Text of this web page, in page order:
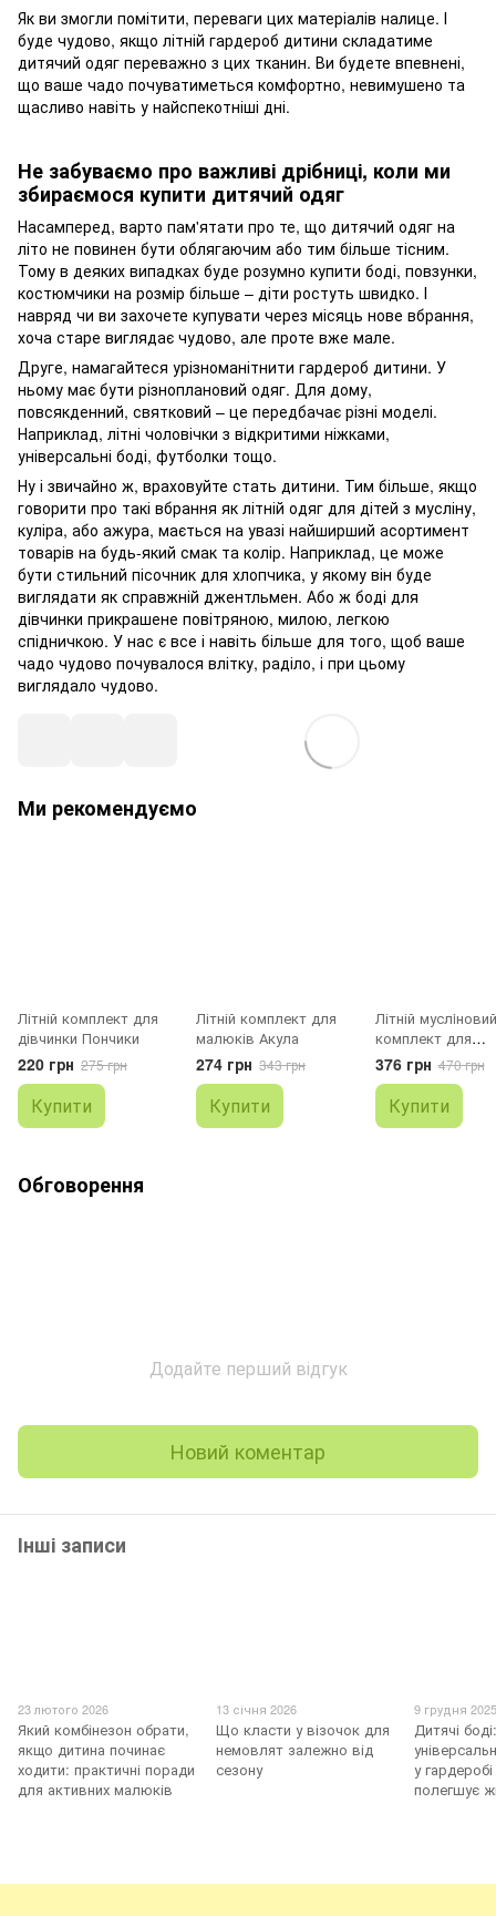
Як ви змогли помітити, переваги цих матеріалів налице. І
буде чудово, якщо літній гардероб дитини складатиме
дитячий одяг переважно з цих тканин. Ви будете впевнені,
що ваше чадо почуватиметься комфортно, невимушено та
щасливо навіть у найспекотніші дні.
Не забуваємо про важливі дрібниці, коли ми
збираємося купити дитячий одяг
Насамперед, варто пам'ятати про те, що дитячий одяг на
літо не повинен бути облягаючим або тим більше тісним.
Тому в деяких випадках буде розумно купити боді, повзунки,
костюмчики на розмір більше – діти ростуть швидко. І
навряд чи ви захочете купувати через місяць нове вбрання,
хоча старе виглядає чудово, але проте вже мале.
Друге, намагайтеся урізноманітнити гардероб дитини. У
ньому має бути різноплановий одяг. Для дому,
повсякденний, святковий – це передбачає різні моделі.
Наприклад, літні чоловічки з відкритими ніжками,
універсальні боді, футболки тощо.
Ну і звичайно ж, враховуйте стать дитини. Тим більше, якщо
говорити про такі вбрання як літній одяг для дітей з мусліну,
куліра, або ажура, мається на увазі найширший асортимент
товарів на будь-який смак та колір. Наприклад, це може
бути стильний пісочник для хлопчика, у якому він буде
виглядати як справжній джентльмен. Або ж боді для
дівчинки прикрашене повітряною, милою, легкою
спідничкою. У нас є все і навіть більше для того, щоб ваше
чадо чудово почувалося влітку, раділо, і при цьому
виглядало чудово.
Ми рекомендуємо
Літній комплект для
дівчинки Пончики
220 грн 275 грн
Купити
Літній комплект для
малюків Акула
274 грн 343 грн
Купити
Літній муслiновий
комплект для
хлопчика сірий
376 грн 470 грн
Купити
Обговорення
Додайте перший відгук
Новий коментар
Інші записи
23 лютого 2026
Який комбінезон обрати,
якщо дитина починає
ходити: практичні поради
для активних малюків
13 січня 2026
Що класти у візочок для
немовлят залежно від
сезону
9 грудня
Дитячі
у
полегшує